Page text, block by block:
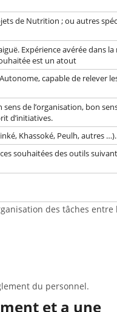
de Nutrition ; ou autres
Expérience avérée dans la
est un atout
capable de relever
de l’organisation, bon
d’initiatives.
Khassoké, Peulh, autres …).
souhaitées des outils
des tâches
du personnel.
et a une